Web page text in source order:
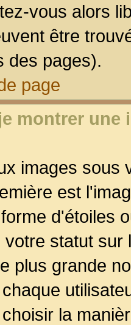
vous alors
être
des pages).
page
montrer une
images sous
est
d'étoiles
statut
plus grande
la